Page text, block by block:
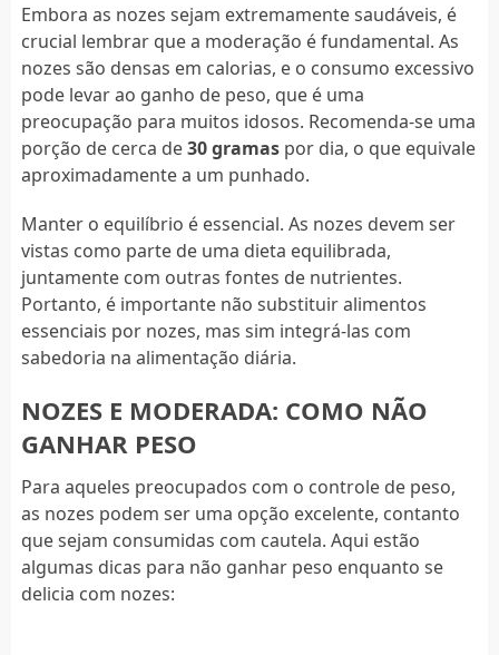
Embora as nozes sejam extremamente saudáveis, é
crucial lembrar que a moderação é fundamental. As
nozes são densas em calorias, e o consumo excessivo
pode levar ao ganho de peso, que é uma
preocupação para muitos idosos. Recomenda-se uma
porção de cerca de30 gramaspor dia, o que equivale
aproximadamente a um punhado.
Manter o equilíbrio é essencial. As nozes devem ser
vistas como parte de uma dieta equilibrada,
juntamente com outras fontes de nutrientes.
Portanto, é importante não substituir alimentos
essenciais por nozes, mas sim integrá-las com
sabedoria na alimentação diária.
NOZES E MODERADA: COMO NÃO
GANHAR PESO
Para aqueles preocupados com o controle de peso,
as nozes podem ser uma opção excelente, contanto
que sejam consumidas com cautela. Aqui estão
algumas dicas para não ganhar peso enquanto se
delicia com nozes: